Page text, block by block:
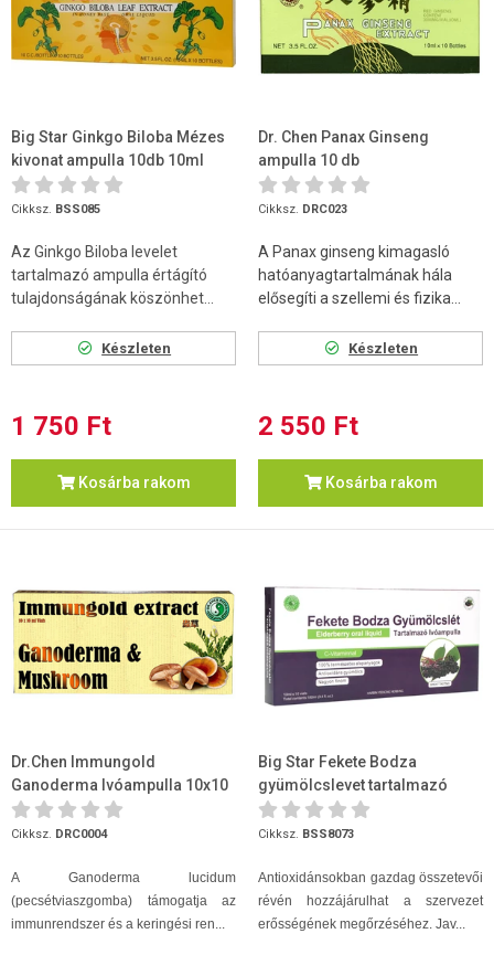
Big Star Ginkgo Biloba Mézes
kivonat ampulla 10db 10ml
ampulla
Cikksz. BSS085
Az Ginkgo Biloba levelet
tartalmazó ampulla értágító
tulajdonságának köszönhet...
Készleten
1 750 Ft
Kosárba rakom
Dr. Chen Panax Ginseng
ampulla 10 db
Cikksz. DRC023
A Panax ginseng kimagasló
hatóanyagtartalmának hála
elősegíti a szellemi és fizika...
Készleten
2 550 Ft
Kosárba rakom
Dr.Chen Immungold
Ganoderma Ivóampulla 10x10
ml
Cikksz. DRC0004
A Ganoderma lucidum
(pecsétviaszgomba) támogatja az
immunrendszer és a keringési ren...
Big Star Fekete Bodza
gyümölcslevet tartalmazó
ivóampulla 10 x 10 ml
Cikksz. BSS8073
Antioxidánsokban gazdag összetevői
révén hozzájárulhat a szervezet
erősségének megőrzéséhez. Jav...